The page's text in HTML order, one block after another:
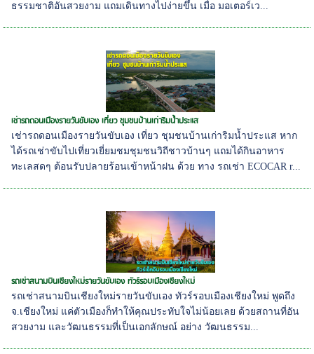
ธรรมชาติอันสวยงาม แถมเดินทางไปง่ายขึ้น เมื่อ มอเตอร์เว...
เช่ารถดอนเมืองรายวันขับเอง เที่ยว ชุมชนบ้านเก่าริมน้ำประแส
เช่ารถดอนเมืองรายวันขับเอง เที่ยว ชุมชนบ้านเก่าริมน้ำประแส หาก
ได้รถเช่าขับไปเที่ยวเยี่ยมชมชุมชนวิถีชาวบ้านๆ แถมได้กินอาหาร
ทะเลสดๆ ต้อนรับปลายร้อนเข้าหน้าฝน ด้วย ทาง รถเช่า ECOCAR r...
รถเช่าสนามบินเชียงใหม่รายวันขับเอง ทัวร์รอบเมืองเชียงใหม่
รถเช่าสนามบินเชียงใหม่รายวันขับเอง ทัวร์รอบเมืองเชียงใหม่ พูดถึง
จ.เชียงใหม่ แค่ตัวเมืองก็ทำให้คุณประทับใจไม่น้อยเลย ด้วยสถานที่อัน
สวยงาม และวัฒนธรรมที่เป็นเอกลักษณ์ อย่าง วัฒนธรรม...